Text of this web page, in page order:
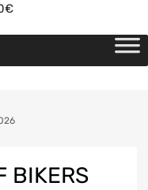
€
BIKERS